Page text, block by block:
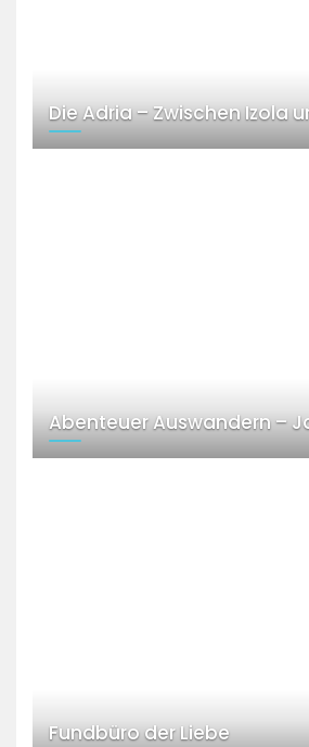
Die Adria – Zwischen Izola
Abenteuer Auswandern –
Fundbüro der Liebe